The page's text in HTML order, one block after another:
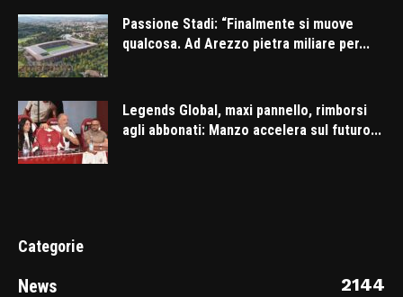
Passione Stadi: “Finalmente si muove
qualcosa. Ad Arezzo pietra miliare per...
Legends Global, maxi pannello, rimborsi
agli abbonati: Manzo accelera sul futuro...
Categorie
News 2144